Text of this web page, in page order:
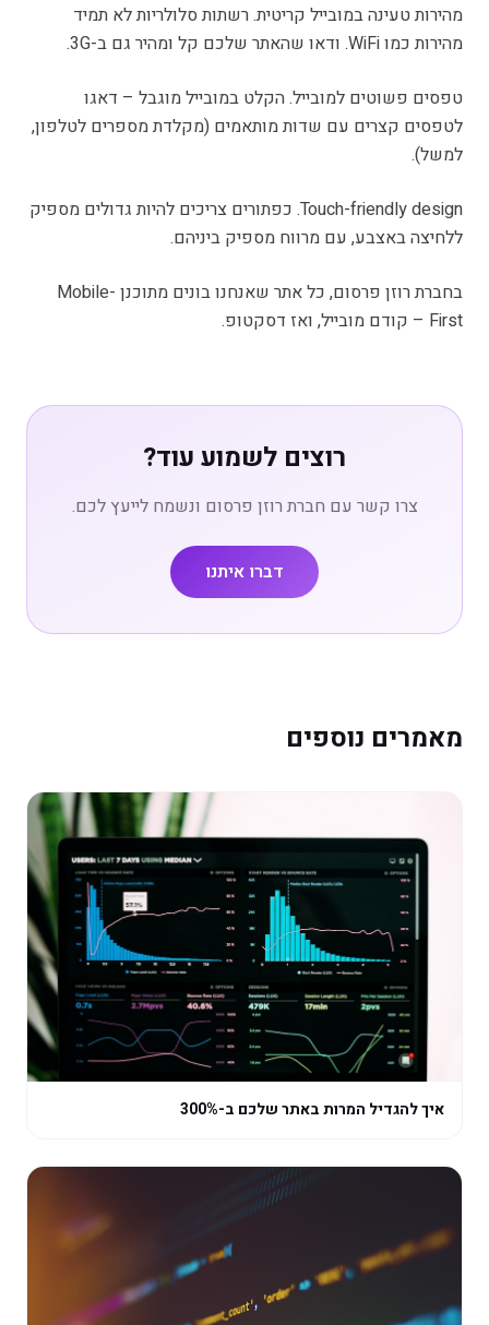
מהירות טעינה במובייל קריטית. רשתות סלולריות לא תמיד
מהירות כמו WiFi. ודאו שהאתר שלכם קל ומהיר גם ב-3G.
טפסים פשוטים למובייל. הקלט במובייל מוגבל – דאגו
לטפסים קצרים עם שדות מותאמים (מקלדת מספרים לטלפון,
למשל).
Touch-friendly design. כפתורים צריכים להיות גדולים מספיק
ללחיצה באצבע, עם מרווח מספיק ביניהם.
בחברת רוזן פרסום, כל אתר שאנחנו בונים מתוכנן Mobile-
First – קודם מובייל, ואז דסקטופ.
רוצים לשמוע עוד?
צרו קשר עם חברת רוזן פרסום ונשמח לייעץ לכם.
דברו איתנו
מאמרים נוספים
איך להגדיל המרות באתר שלכם ב-300%